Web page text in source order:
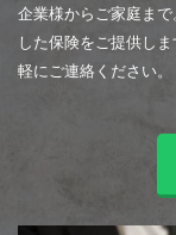
企業様からご家庭ま
した保険をご提供し
軽にご連絡ください。